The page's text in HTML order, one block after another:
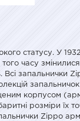
статусу. У 1932
часу змінилися і
запальнички
корпусом
розміри їх
Zippo